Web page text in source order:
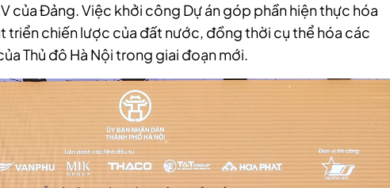
của Đảng. Việc khởi công Dự án góp phần hiện thực hóa
triển chiến lược của đất nước, đồng thời cụ thể hóa các
Thủ đô Hà Nội trong giai đoạn mới.